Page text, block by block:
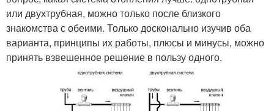
или двухтрубная, можно только после близкого
знакомства с обеими. Только досконально изучив оба
варианта, принципы их работы, плюсы и минусы, можно
принять взвешенное решение в пользу одного.